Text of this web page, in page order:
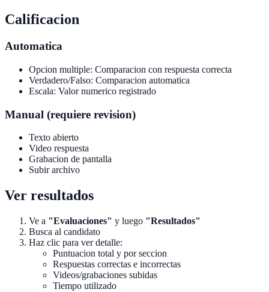
Calificacion
Automatica
Opcion multiple: Comparacion con respuesta correcta
Verdadero/Falso: Comparacion automatica
Escala: Valor numerico registrado
Manual (requiere revision)
Texto abierto
Video respuesta
Grabacion de pantalla
Subir archivo
Ver resultados
Ve a "Evaluaciones" y luego "Resultados"
Busca al candidato
Haz clic para ver detalle:
Puntuacion total y por seccion
Respuestas correctas e incorrectas
Videos/grabaciones subidas
Tiempo utilizado